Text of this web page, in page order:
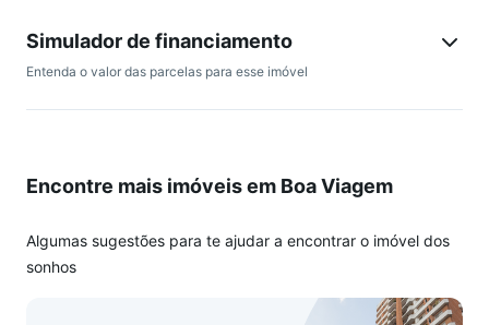
Simulador de financiamento
Entenda o valor das parcelas para esse imóvel
Encontre mais imóveis em Boa Viagem
Algumas sugestões para te ajudar a encontrar o imóvel dos
sonhos